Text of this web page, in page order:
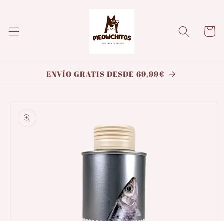
Carrito
ENVÍO GRATIS DESDE 69,99€
información